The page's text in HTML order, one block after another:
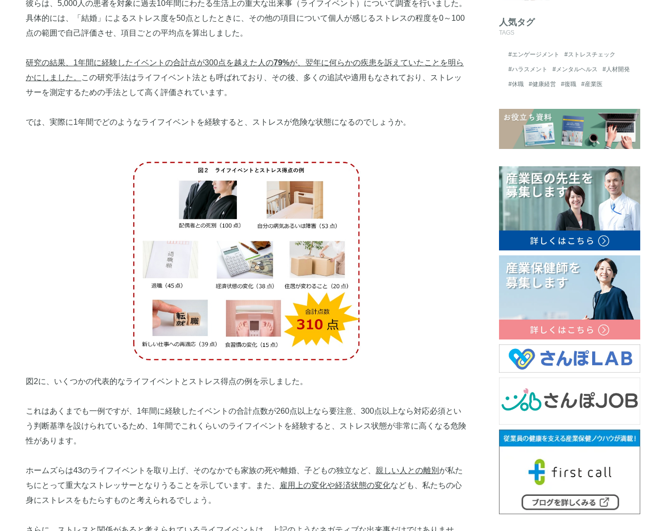
彼らは、5,000人の患者を対象に過去10年間にわたる生活上の重大な出来事（ライフイベント）について調査を行いました。
具体的には、「結婚」によるストレス度を50点としたときに、その他の項目について個人が感じるストレスの程度を0～100
点の範囲で自己評価させ、項目ごとの平均点を算出しました。
研究の結果、1年間に経験したイベントの合計点が300点を越えた人の79%が、翌年に何らかの疾患を訴えていたことを明ら
かにしました。
この研究手法はライフイベント法とも呼ばれており、その後、多くの追試や適用もなされており、ストレッ
サーを測定するための手法として高く評価されています。
では、実際に1年間でどのようなライフイベントを経験すると、ストレスが危険な状態になるのでしょうか。
図2に、いくつかの代表的なライフイベントとストレス得点の例を示しました。
これはあくまでも一例ですが、1年間に経験したイベントの合計点数が260点以上なら要注意、300点以上なら対応必須とい
う判断基準を設けられているため、1年間でこれくらいのライフイベントを経験すると、ストレス状態が非常に高くなる危険
性があります。
ホームズらは43のライフイベントを取り上げ、そのなかでも家族の死や離婚、子どもの独立など、 親しい人との離別 が私た
ちにとって重大なストレッサーとなりうることを示しています。また、
雇用上の変化や経済状態の変化なども、私たちの心
身にストレスをもたらすものと考えられるでしょう。
人気タグ
TAGS
#エンゲージメント #ストレスチェック
#ハラスメント #メンタルヘルス #人材開発
#休職 #健康経営 #復職 #産業医